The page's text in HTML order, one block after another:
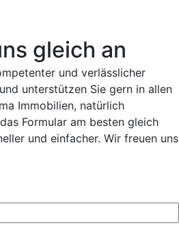
gleich an
und verlässlicher
unterstützen Sie gern in allen
Immobilien, natürlich
Formular am besten gleich
und einfacher. Wir freuen uns